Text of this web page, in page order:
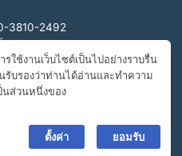
3810-2492
0-3810-2465
2993
ใช้งานเว็บไซต์เป็นไปอย่างราบรื่น
บรองว่าท่านได้อ่านและทำความ
นส่วนหนึ่งของ
ตั้งค่า ยอมรับ